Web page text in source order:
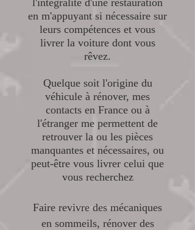
l'intégralité d'une restauration
en m'appuyant si nécessaire sur
leurs compétences et vous
livrer la voiture dont vous
rêvez.
Quelque soit l'origine du
véhicule à rénover, mes
contacts en France ou à
l'étranger me permettent de
retrouver la ou les pièces
manquantes et nécessaires, ou
peut-être vous livrer celui que
vous recherchez
Faire revivre des mécaniques
en sommeils, rénover des